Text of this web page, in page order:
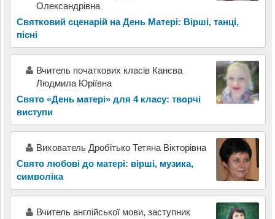
Олександрівна
Святковий сценарій на День Матері: Вірші, танці,
пісні
Вчитель початкових класів Канєва
Людмила Юріївна
Свято «День матері» для 4 класу: творчі
виступи
Вихователь Дробітько Тетяна Вікторівна
Свято любові до матері: вірші, музика,
символіка
Вчитель англійської мови, заступник